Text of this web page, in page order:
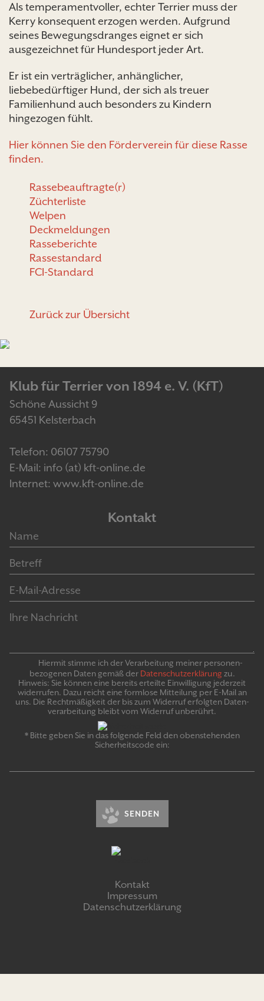
Als temperamentvoller, echter Terrier muss der
Kerry konsequent erzogen werden. Aufgrund
seines Bewegungsdranges eignet er sich
ausgezeichnet für Hundesport jeder Art.
Er ist ein verträglicher, anhänglicher,
liebebedürftiger Hund, der sich als treuer
Familienhund auch besonders zu Kindern
hingezogen fühlt.
Hier können Sie den Förderverein für diese Rasse
finden.
Rassebeauftragte(r)
Züchterliste
Welpen
Deckmeldungen
Rasseberichte
Rassestandard
FCI-Standard
Zurück zur Übersicht
Klub für Terrier von 1894 e. V. (KfT)
Schöne Aussicht 9
65451 Kelsterbach
Telefon: 06107 75790
E-Mail: info (at) kft-online.de
Internet: www.kft-online.de
Kontakt
Hiermit stimme ich der Verarbeitung meiner personen­
bezogenen Daten gemäß der Daten­schutz­er­klär­ung zu.
Hinweis: Sie können eine bereits erteilte Ein­willigung jeder­zeit
widerrufen. Dazu reicht eine formlose Mitteilung per E-Mail an
uns. Die Recht­mäßigkeit der bis zum Widerruf erfolgten Daten­
verarbeitung bleibt vom Wider­ruf un­be­rührt.
* Bitte geben Sie in das folgende Feld den obenstehenden
Sicherheitscode ein:
SENDEN
Kontakt
Impressum
Datenschutzerklärung